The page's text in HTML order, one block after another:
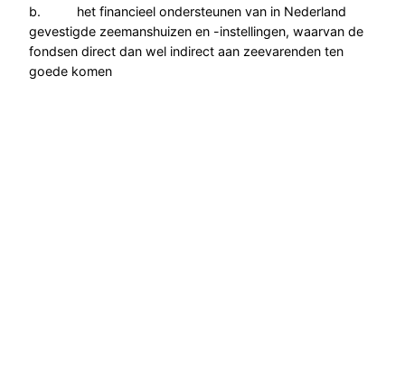
b. het financieel ondersteunen van in Nederland
gevestigde zeemanshuizen en -instellingen, waarvan de
fondsen direct dan wel indirect aan zeevarenden ten
goede komen